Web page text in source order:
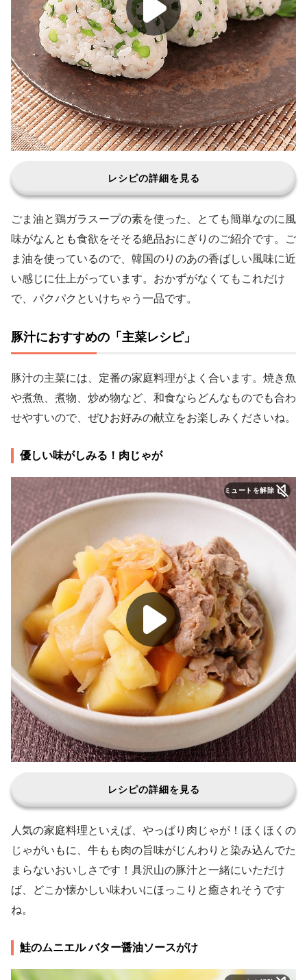
レシピの詳細を見る
ごま油と鶏ガラスープの素を使った、とても簡単なのに風
味がなんとも食欲をそそる絶品おにぎりのご紹介です。ご
ま油を使っているので、韓国のりのあの香ばしい風味に近
い感じに仕上がっています。おかずがなくてもこれだけ
で、パクパクといけちゃう一品です。
豚汁におすすめの「主菜レシピ」
豚汁の主菜には、定番の家庭料理がよく合います。焼き魚
や煮魚、煮物、炒め物など、和食ならどんなものでも合わ
せやすいので、ぜひお好みの献立をお楽しみくださいね。
優しい味がしみる！肉じゃが
ミュートを解除
レシピの詳細を見る
人気の家庭料理といえば、やっぱり肉じゃが！ほくほくの
じゃがいもに、牛もも肉の旨味がじんわりと染み込んでた
まらないおいしさです！具沢山の豚汁と一緒にいただけ
ば、どこか懐かしい味わいにほっこりと癒されそうです
ね。
鮭のムニエル バター醤油ソースがけ